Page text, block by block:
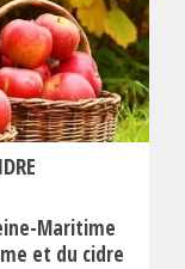
Maritime
et du cidre